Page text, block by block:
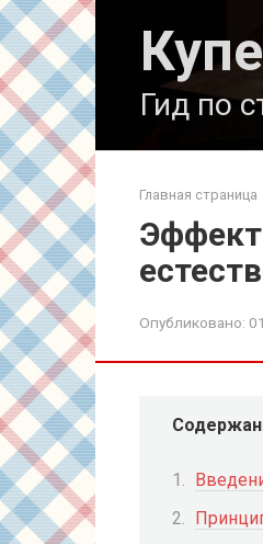
Перейти
к
контенту
Гид по
Главная страница
Опубликовано: